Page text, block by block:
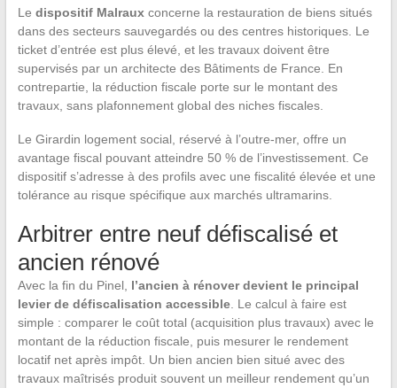
Le dispositif Malrauxconcerne la restauration de biens situés
dans des secteurs sauvegardés ou des centres historiques. Le
ticket d’entrée est plus élevé, et les travaux doivent être
supervisés par un architecte des Bâtiments de France. En
contrepartie, la réduction fiscale porte sur le montant des
travaux, sans plafonnement global des niches fiscales.
Le Girardin logement social, réservé à l’outre-mer, offre un
avantage fiscal pouvant atteindre 50 % de l’investissement. Ce
dispositif s’adresse à des profils avec une fiscalité élevée et une
tolérance au risque spécifique aux marchés ultramarins.
Arbitrer entre neuf défiscalisé et
ancien rénové
Avec la fin du Pinel, l’ancien à rénover devient le principal
levier de défiscalisation accessible. Le calcul à faire est
simple : comparer le coût total (acquisition plus travaux) avec le
montant de la réduction fiscale, puis mesurer le rendement
locatif net après impôt. Un bien ancien bien situé avec des
travaux maîtrisés produit souvent un meilleur rendement qu’un